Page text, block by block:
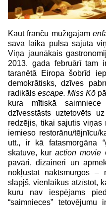
Kaut franču mūžīgajam
sava laika pulsa sajūta
Viņa jaunākais
2013. gada februārī tam
taranētā Eiropa šobrīd
demokrātisks, dzīves
radikālsescape. Miss Kō
kura mītiskā
dzīvesstāsts uztetovēts
redzējis, tikai sajutis viņas
iemieso restorānu/tējnīcu/
utt., ir kā fatasmorgāna
skatuve, kuraction movie
pavāri, dizaineri un
nokļūstat naktsmurgos –
slapjš, vienlaikus atzīstot,
kuru nav iespējams
“saimnieces”